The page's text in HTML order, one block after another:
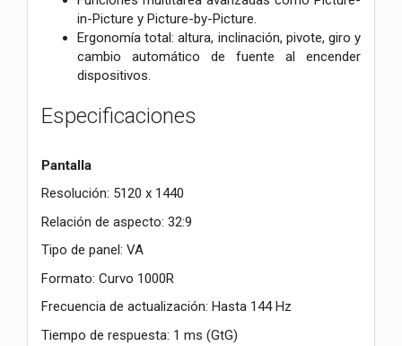
in-Picture y Picture-by-Picture.
Ergonomía total: altura, inclinación, pivote, giro y
cambio automático de fuente al encender
dispositivos.
Especificaciones
Pantalla
Resolución: 5120 x 1440
Relación de aspecto: 32:9
Tipo de panel: VA
Formato: Curvo 1000R
Frecuencia de actualización: Hasta 144 Hz
Tiempo de respuesta: 1 ms (GtG)